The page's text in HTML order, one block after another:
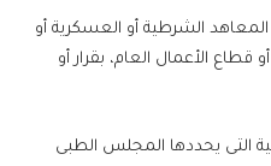
الشرطية أو العسكرية أو
قطاع الأعمال العام، بقرار أو
التى يحددها المجلس الطبى